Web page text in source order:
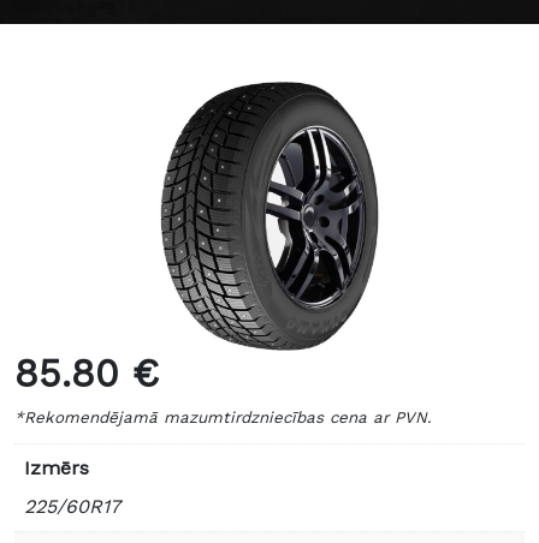
85.80 €
*Rekomendējamā mazumtirdzniecības cena ar PVN.
Izmērs
225/60R17